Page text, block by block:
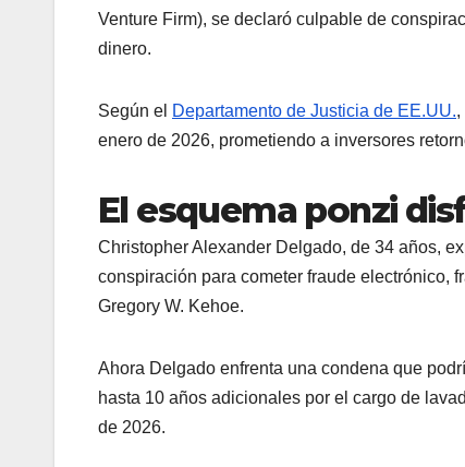
Venture Firm), se declaró culpable de
dinero.
Según el Departamento de Justicia de EE.UU.,
enero de 2026, prometiendo a inversores
El esquema ponzi
Christopher Alexander Delgado, de 34 años,
conspiración para cometer fraude electrónico,
Gregory W. Kehoe.
Ahora Delgado enfrenta una condena que
hasta 10 años adicionales por el cargo de
de 2026.